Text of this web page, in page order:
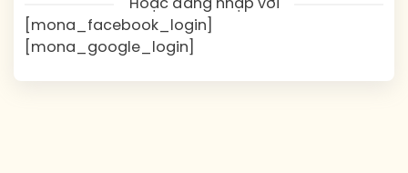
Hoặc đăng nhập với
[mona_facebook_login]
[mona_google_login]